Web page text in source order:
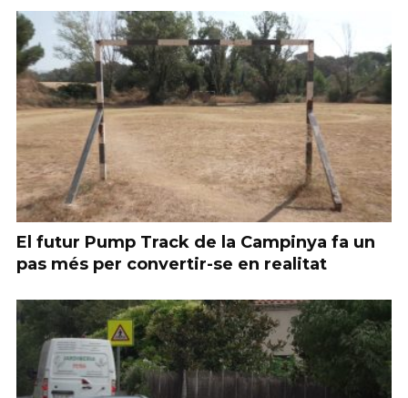
El futur Pump Track de la Campinya fa un
pas més per convertir-se en realitat